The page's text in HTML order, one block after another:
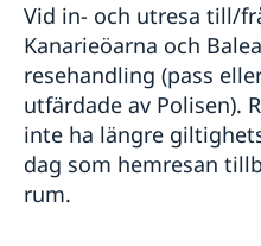
Vid in- och utresa till/
Kanarieöarna och
resehandling (pass
utfärdade av Polisen).
inte ha längre
dag som hemresan
rum.